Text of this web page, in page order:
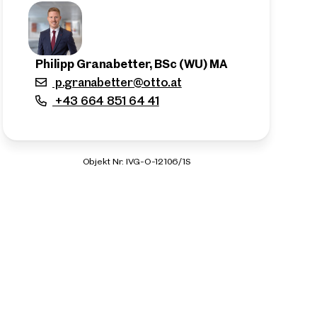
Philipp Granabetter, BSc (WU) MA
p.granabetter@otto.at
+43 664 851 64 41
Objekt Nr. IVG-O-12106/1S